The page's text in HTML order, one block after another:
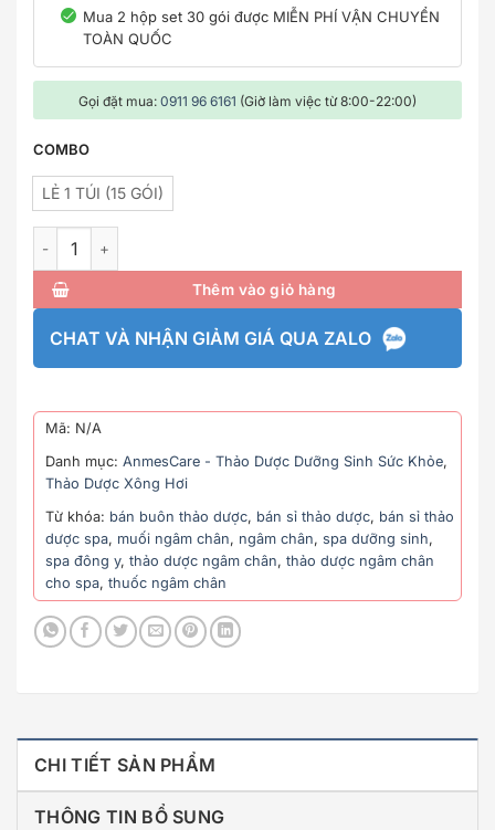
Mua 2 hộp set 30 gói được MIỄN PHÍ VẬN CHUYỂN
TOÀN QUỐC
Gọi đặt mua: 0911 96 6161 (Giờ làm việc từ 8:00-22:00)
COMBO
LẺ 1 TÚI (15 GÓI)
SET 15 GÓI Thảo dược ngâm chân Dân Tộc Dao Đỏ, Giảm
Thêm vào giỏ hàng
CHAT VÀ NHẬN GIẢM GIÁ QUA ZALO
Mã: N/A
Danh mục: AnmesCare - Thảo Dược Dưỡng Sinh Sức Khỏe,
Thảo Dược Xông Hơi
Từ khóa: bán buôn thảo dược, bán sỉ thảo dược, bán sỉ thảo
dược spa, muối ngâm chân, ngâm chân, spa dưỡng sinh,
spa đông y, thảo dược ngâm chân, thảo dược ngâm chân
cho spa, thuốc ngâm chân
CHI TIẾT SẢN PHẨM
THÔNG TIN BỔ SUNG